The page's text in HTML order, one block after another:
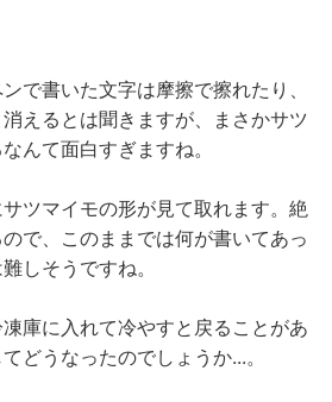
で書いた文字は摩擦で擦れたり、
えるとは聞きますが、まさかサツ
んて面白すぎますね。
ツマイモの形が見て取れます。絶
で、このままでは何が書いてあっ
しそうですね。
庫に入れて冷やすと戻ることがあ
どうなったのでしょうか...。